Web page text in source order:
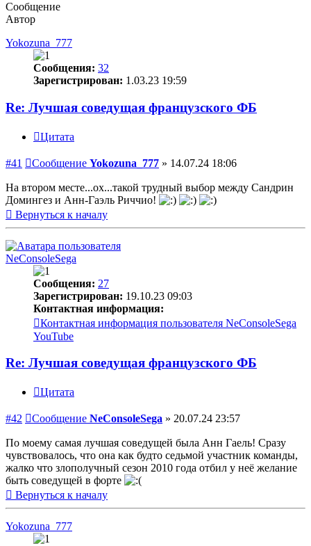
Сообщение
Автор
Yokozuna_777
Сообщения: 32
Зарегистрирован: 1.03.23 19:59
Re: Лучшая соведущая французского ФБ
Цитата
#41 Сообщение Yokozuna_777 » 14.07.24 18:06
На втором месте...ох...такой трудный выбор между Сандрин
Домингез и Анн-Гаэль Риччио!
Вернуться к началу
NeConsoleSega
Сообщения: 27
Зарегистрирован: 19.10.23 09:03
Контактная информация:
Контактная информация пользователя NeConsoleSega
YouTube
Re: Лучшая соведущая французского ФБ
Цитата
#42 Сообщение NeConsoleSega » 20.07.24 23:57
По моему самая лучшая соведущей была Анн Гаель! Сразу
чувствовалось, что она как будто седьмой участник команды,
жалко что злополучный сезон 2010 года отбил у неё желание
быть соведущей в форте
Вернуться к началу
Yokozuna_777